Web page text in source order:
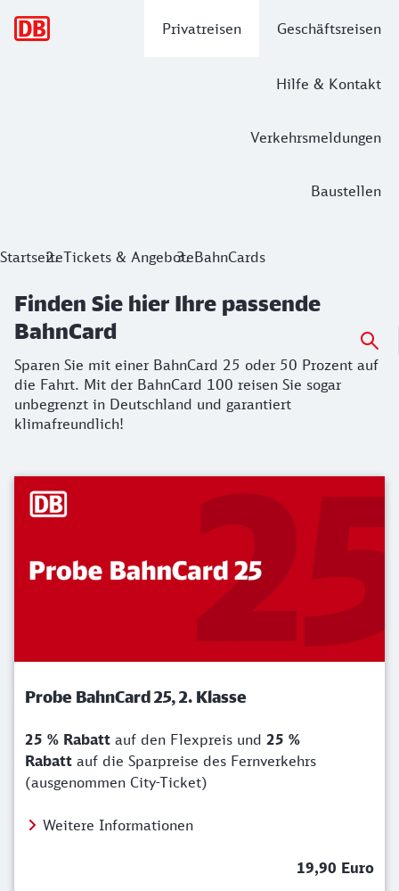
Privatreisen Geschäftsreisen
Hilfe & Kontakt
Verkehrsmeldungen
Baustellen
Finden Sie hier Ihre passende
StartseiteTickets & AngeboteBahnCards
Finden Sie hier Ihre passende
BahnCard
Sparen Sie mit einer BahnCard 25 oder 50 Prozent auf
die Fahrt. Mit der BahnCard 100 reisen Sie sogar
unbegrenzt in Deutschland und garantiert
klimafreundlich!
Probe BahnCard 25, 2. Klasse
25 % Rabatt auf den Flexpreis und 25 %
Rabatt auf die Sparpreise des Fernverkehrs
(ausgenommen City-Ticket)
Weitere Informationen
19,90 Euro